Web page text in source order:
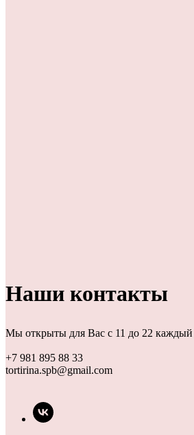
Наши контакты
Мы открыты для Вас с 11 до 22 каждый
+7 981 895 88 33
tortirina.spb@gmail.com